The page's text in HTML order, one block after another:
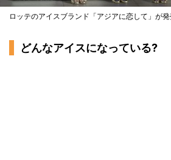
ロッテのアイスブランド「アジアに恋して」が
どんなアイスになっている?